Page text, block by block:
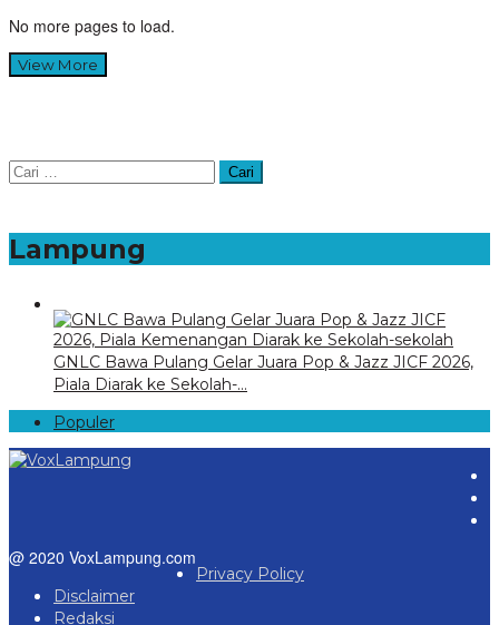
No more pages to load.
View More
Cari
untuk:
Lampung
GNLC Bawa Pulang Gelar Juara Pop & Jazz JICF 2026,
Piala Diarak ke Sekolah-…
Populer
@ 2020 VoxLampung.com
Privacy Policy
Disclaimer
Redaksi